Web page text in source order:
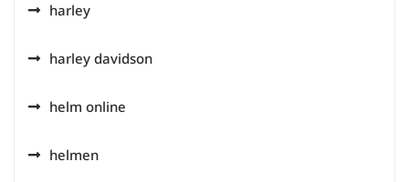
harley
harley davidson
helm online
helmen